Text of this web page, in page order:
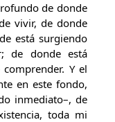
de donde
vivir, de donde
está surgiendo
de donde está
Y el
en este fondo,
inmediato–, de
toda mi